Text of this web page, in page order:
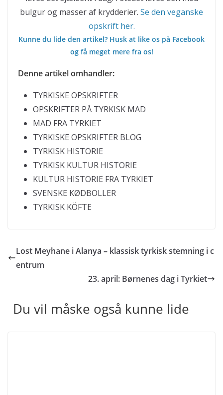
bulgur og masser af krydderier. Se den veganske
opskrift her.
Kunne du lide den artikel? Husk at like os på Facebook
og få meget mere fra os!
Denne artikel omhandler:
TYRKISKE OPSKRIFTER
OPSKRIFTER PÅ TYRKISK MAD
MAD FRA TYRKIET
TYRKISKE OPSKRIFTER BLOG
TYRKISK HISTORIE
TYRKISK KULTUR HISTORIE
KULTUR HISTORIE FRA TYRKIET
SVENSKE KØDBOLLER
TYRKISK KÖFTE
Lost Meyhane i Alanya – klassisk tyrkisk stemning i c
entrum
23. april: Børnenes dag i Tyrkiet
Du vil måske også kunne lide